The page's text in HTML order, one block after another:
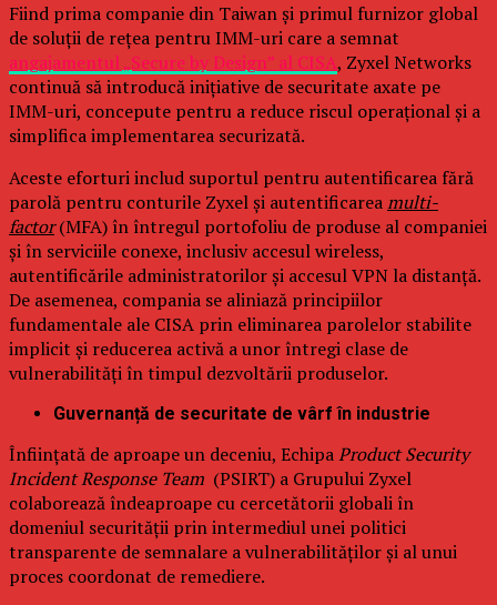
Fiind prima companie din Taiwan și primul furnizor global
de soluții de rețea pentru IMM-uri care a semnat
angajamentul „Secure by Design” al CISA, Zyxel Networks
continuă să introducă inițiative de securitate axate pe
IMM-uri, concepute pentru a reduce riscul operațional și a
simplifica implementarea securizată.
Aceste eforturi includ suportul pentru autentificarea fără
parolă pentru conturile Zyxel și autentificareamulti-
factor(MFA) în întregul portofoliu de produse al companiei
și în serviciile conexe, inclusiv accesul wireless,
autentificările administratorilor și accesul VPN la distanță.
De asemenea, compania se aliniază principiilor
fundamentale ale CISA prin eliminarea parolelor stabilite
implicit și reducerea activă a unor întregi clase de
vulnerabilități în timpul dezvoltării produselor.
Guvernanță de securitate de vârf în industrie
Înființată de aproape un deceniu, EchipaProduct Security
Incident Response Team (PSIRT) a Grupului Zyxel
colaborează îndeaproape cu cercetătorii globali în
domeniul securității prin intermediul unei politici
transparente de semnalare a vulnerabilităților și al unui
proces coordonat de remediere.